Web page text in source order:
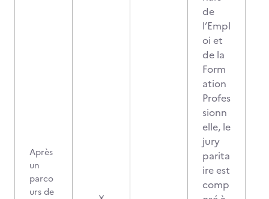
Après
un
parco
urs de
de
l’Empl
oi et
de la
Form
ation
Profes
sionn
elle, le
jury
parita
ire est
comp